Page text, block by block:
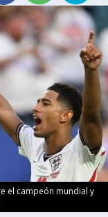
el campeón mundial y